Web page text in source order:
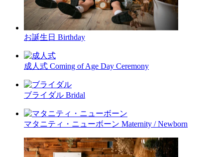
お誕生日 Birthday
成人式 Coming of Age Day Ceremony
ブライダル Bridal
マタニティ・ニューボーン Maternity / Newborn